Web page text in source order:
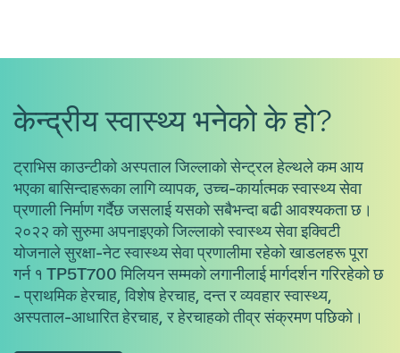
केन्द्रीय स्वास्थ्य भनेको के हो?
ट्राभिस काउन्टीको अस्पताल जिल्लाको सेन्ट्रल हेल्थले कम आय
भएका बासिन्दाहरूका लागि व्यापक, उच्च-कार्यात्मक स्वास्थ्य सेवा
प्रणाली निर्माण गर्दैछ जसलाई यसको सबैभन्दा बढी आवश्यकता छ।
२०२२ को सुरुमा अपनाइएको जिल्लाको स्वास्थ्य सेवा इक्विटी
योजनाले सुरक्षा-नेट स्वास्थ्य सेवा प्रणालीमा रहेको खाडलहरू पूरा
गर्न १ TP5T700 मिलियन सम्मको लगानीलाई मार्गदर्शन गरिरहेको छ
- प्राथमिक हेरचाह, विशेष हेरचाह, दन्त र व्यवहार स्वास्थ्य,
अस्पताल-आधारित हेरचाह, र हेरचाहको तीव्र संक्रमण पछिको।